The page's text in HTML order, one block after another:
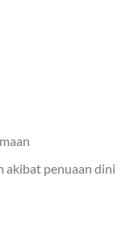
akibat penuaan dini